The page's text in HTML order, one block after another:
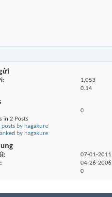
1,053
0.14
0
in 2 Posts
by hagakure
by hagakure
07-01-2011
04-26-2006
0